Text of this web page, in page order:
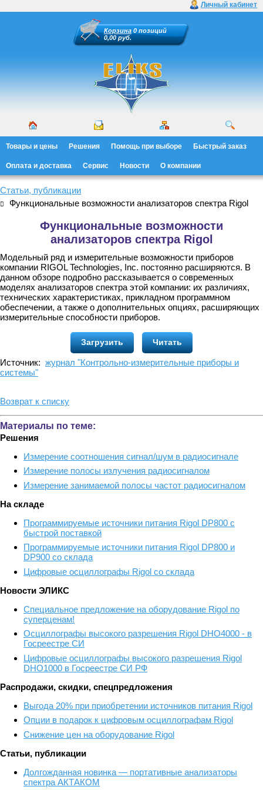
Личный кабинет
Корзина 0 позиций
0,00 руб.
Товары и цены Решения Помощь при выборе Быстрый заказ
Оплата и доставка Сервис Новости О компании
Статьи, публикации
Функциональные возможности анализаторов спектра Rigol
Функциональные возможности
анализаторов спектра Rigol
Модельный ряд и измерительные возможности приборов
компании RIGOL Technologies, Inc. постоянно расширяются. В
данном обзоре подробно рассказывается о современных
моделях анализаторов спектра этой компании: их различиях,
технических характеристиках, прикладном программном
обеспечении, а также о дополнительных опциях, расширяющих
измерительные способности приборов.
Загрузить Читать
Источник: журнал "Контрольно-измерительные приборы и
системы"
Возврат к списку
Материалы по теме:
Решения
Измерение соотношения сигнал/шум в радиосигнале
Измерение полосы излучения радиосигналом
Измерение занимаемой полосы частот радиосигналом
На складе
Программируемые источники питания Rigol DP800 с
быстрой поставкой
Программируемые источники питания Rigol DP800 и
DP900 со склада
Цифровые осциллографы Rigol со склада
Новости ЭЛИКС
Cпециальное предложение на оборудование Rigol по
суперценам!
Осциллографы высокого разрешения Rigol DHO4000 - в
Госреестре СИ
Цифровые осциллографы высокого разрешения Rigol
DHO1000 в Госреестре СИ РФ
Распродажи, скидки, спецпредложения
Выгода 20% при приобретении источников питания Rigol
Опции в подарок к цифровым осциллографам Rigol
Снижение цен на оборудование Rigol
Статьи, публикации
Долгожданная новинка — портативные анализаторы
спектра АКТАКОМ